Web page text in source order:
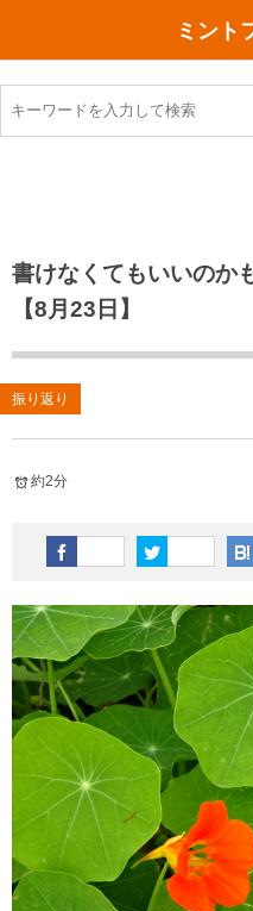
ミント
書けなくてもいいのか
【8月23日】
振り返り
約2分
TOEIC感想・結果
TOEIC800点への道
TOEIC（作戦・ノウハウなど）
TOEIC700点への道
英単語
その他英語関連
今日買った本
ご朱印帳めぐり
川越（埼玉県）
沖縄
神戸
行ってきたあれこれ
旅行関連あれこれ
ファスティング
コスメ
ダイエット
健康あれこれ
美容あれこれ
食べ物
今日の一枚
月、星、宇宙